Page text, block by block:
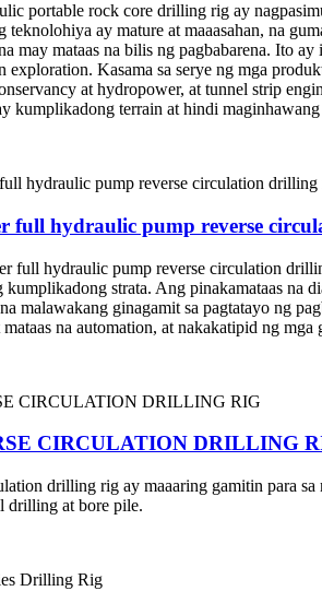
portable rock core drilling rig ay
teknolohiya ay mature at maaasahan, na
may mataas na bilis ng pagbabarena. Ito
exploration. Kasama sa serye ng mga
at hydropower, at tunnel strip
kumplikadong terrain at hindi maginhawang
full hydraulic pump reverse
full hydraulic pump reverse circulation
kumplikadong strata. Ang pinakamataas na
malawakang ginagamit sa pagtatayo ng
na automation, at nakakatipid ng mga
CIRCULATION DRILLING
drilling rig ay maaaring gamitin para
drilling at bore pile.